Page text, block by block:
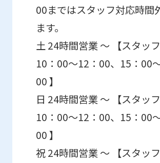
00まではスタッフ対応時間
ます。
土 24時間営業 ～ 【スタッ
10：00～12：00、15：00
00 】
日 24時間営業 ～ 【スタッ
10：00～12：00、15：00
00 】
祝 24時間営業 ～ 【スタッ